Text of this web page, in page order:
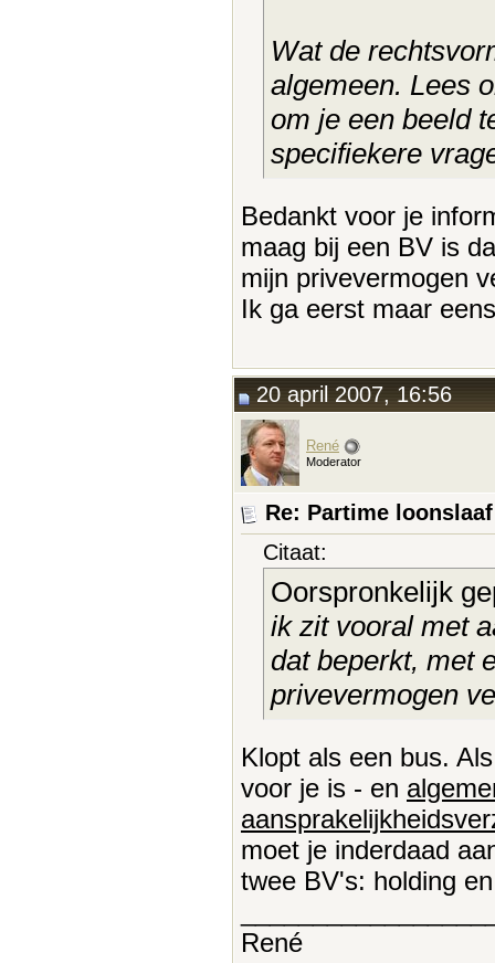
Wat de
algemeen. Lees
om je een beeld
specifiekere
Bedankt voor je
maag bij een BV is
mijn privevermogen
Ik ga eerst maar
20 april 2007, 16:56
René
Moderator
Re: Partime
Citaat:
Oorspronkelijk
ik zit vooral met
dat beperkt, met
privevermogen
Klopt als een bus.
voor je is - en
moet je inderdaad
twee BV's: holding
René